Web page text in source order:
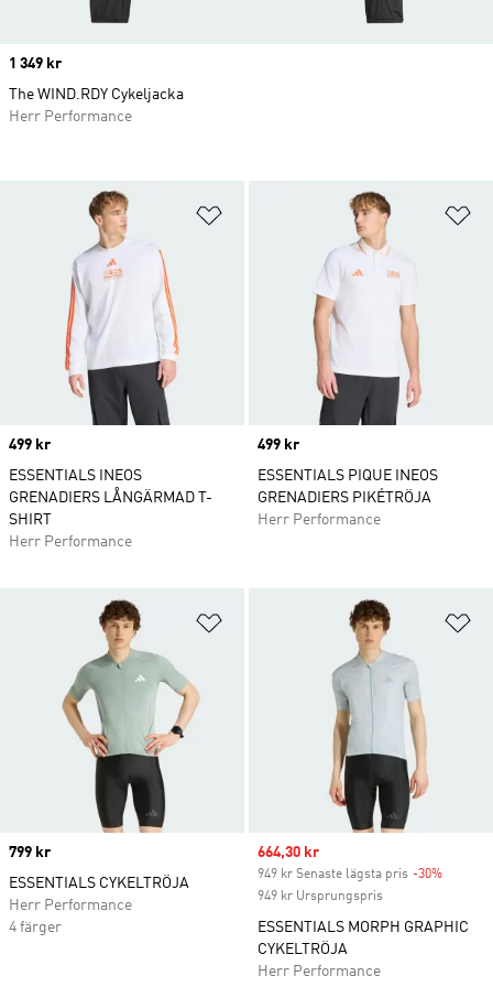
Lägg till på önskelistan
Price
499 kr
ESSENTIALS INEOS
GRENADIERS LÅNGÄRMAD T-
SHIRT
Herr Performance
Price
499 kr
ESSENTIALS PIQUE INEOS
GRENADIERS PIKÉTRÖJA
Herr Performance
Lägg till på önskelistan
Price
799 kr
ESSENTIALS CYKELTRÖJA
Herr Performance
4 färger
Sale price
664,30 kr
949 kr Senaste lägsta pris -30%
949 kr Ursprungspris
ESSENTIALS MORPH GRAPHIC
CYKELTRÖJA
Herr Performance
Price
1 349 kr
The WIND.RDY Cykeljacka
Herr Performance